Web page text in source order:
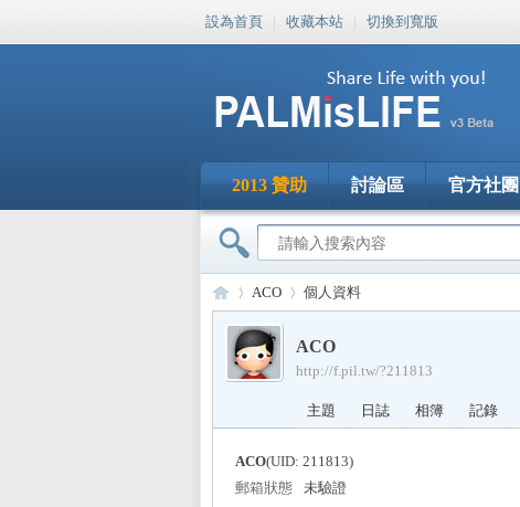
設為首頁 | 收藏本站 | 切換到寬版
2013 贊助 討論區 官方社團
PA›
ACO
›
個人資料
ACO
http://f.pil.tw/?211813
主題 日誌 相簿 記錄
ACO(UID: 211813)
郵箱狀態
未驗證